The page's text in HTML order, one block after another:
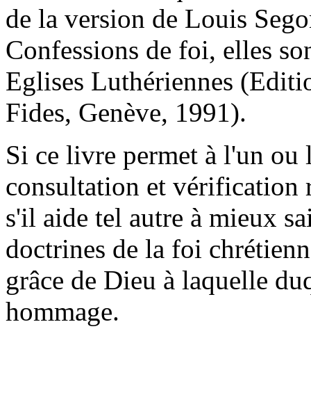
de la version de Louis
Confessions de foi, elles
Eglises Luthériennes
Fides, Genève, 1991).
Si ce livre permet à l'un ou
consultation et vérification
s'il aide tel autre à mieux
doctrines de la foi
grâce de Dieu à laquelle
hommage.